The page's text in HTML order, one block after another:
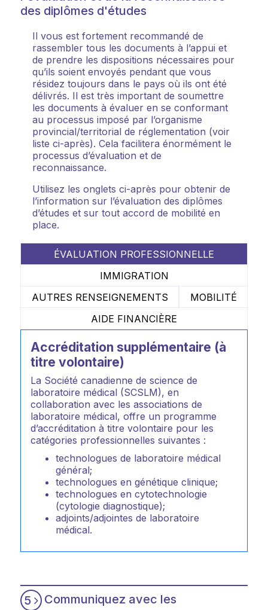
des diplômes d'études
Il vous est fortement recommandé de
rassembler tous les documents à l’appui et
de prendre les dispositions nécessaires pour
qu’ils soient envoyés pendant que vous
résidez toujours dans le pays où ils ont été
délivrés. Il est très important de soumettre
les documents à évaluer en se conformant
au processus imposé par l’organisme
provincial/territorial de réglementation (voir
liste ci-après). Cela facilitera énormément le
processus d’évaluation et de
reconnaissance.
Utilisez les onglets ci-après pour obtenir de
l’information sur l’évaluation des diplômes
d’études et sur tout accord de mobilité en
place.
ÉVALUATION PROFESSIONNELLE
IMMIGRATION
AUTRES RENSEIGNEMENTS
MOBILITÉ
AIDE FINANCIÈRE
Accréditation supplémentaire (à
titre volontaire)
La Société canadienne de science de
laboratoire médical (SCSLM), en
collaboration avec les associations de
laboratoire médical, offre un programme
d’accréditation à titre volontaire pour les
catégories professionnelles suivantes :
technologues de laboratoire médical
général;
technologues en génétique clinique;
technologues en cytotechnologie
(cytologie diagnostique);
adjoints/adjointes de laboratoire
médical.
5
Communiquez avec les